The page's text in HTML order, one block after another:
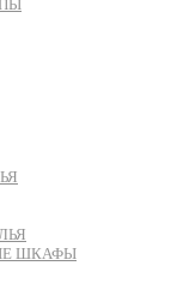
ШКАФЫ